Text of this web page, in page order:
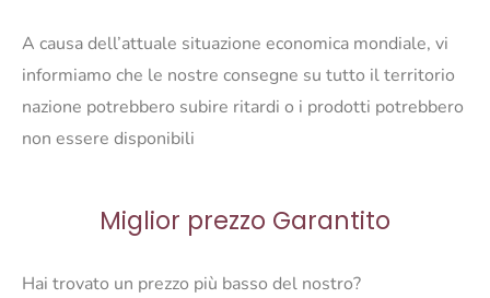
A causa dell’attuale situazione economica mondiale, vi
informiamo che le nostre consegne su tutto il territorio
nazione potrebbero subire ritardi o i prodotti potrebbero
non essere disponibili
Miglior prezzo Garantito
Hai trovato un prezzo più basso del nostro?